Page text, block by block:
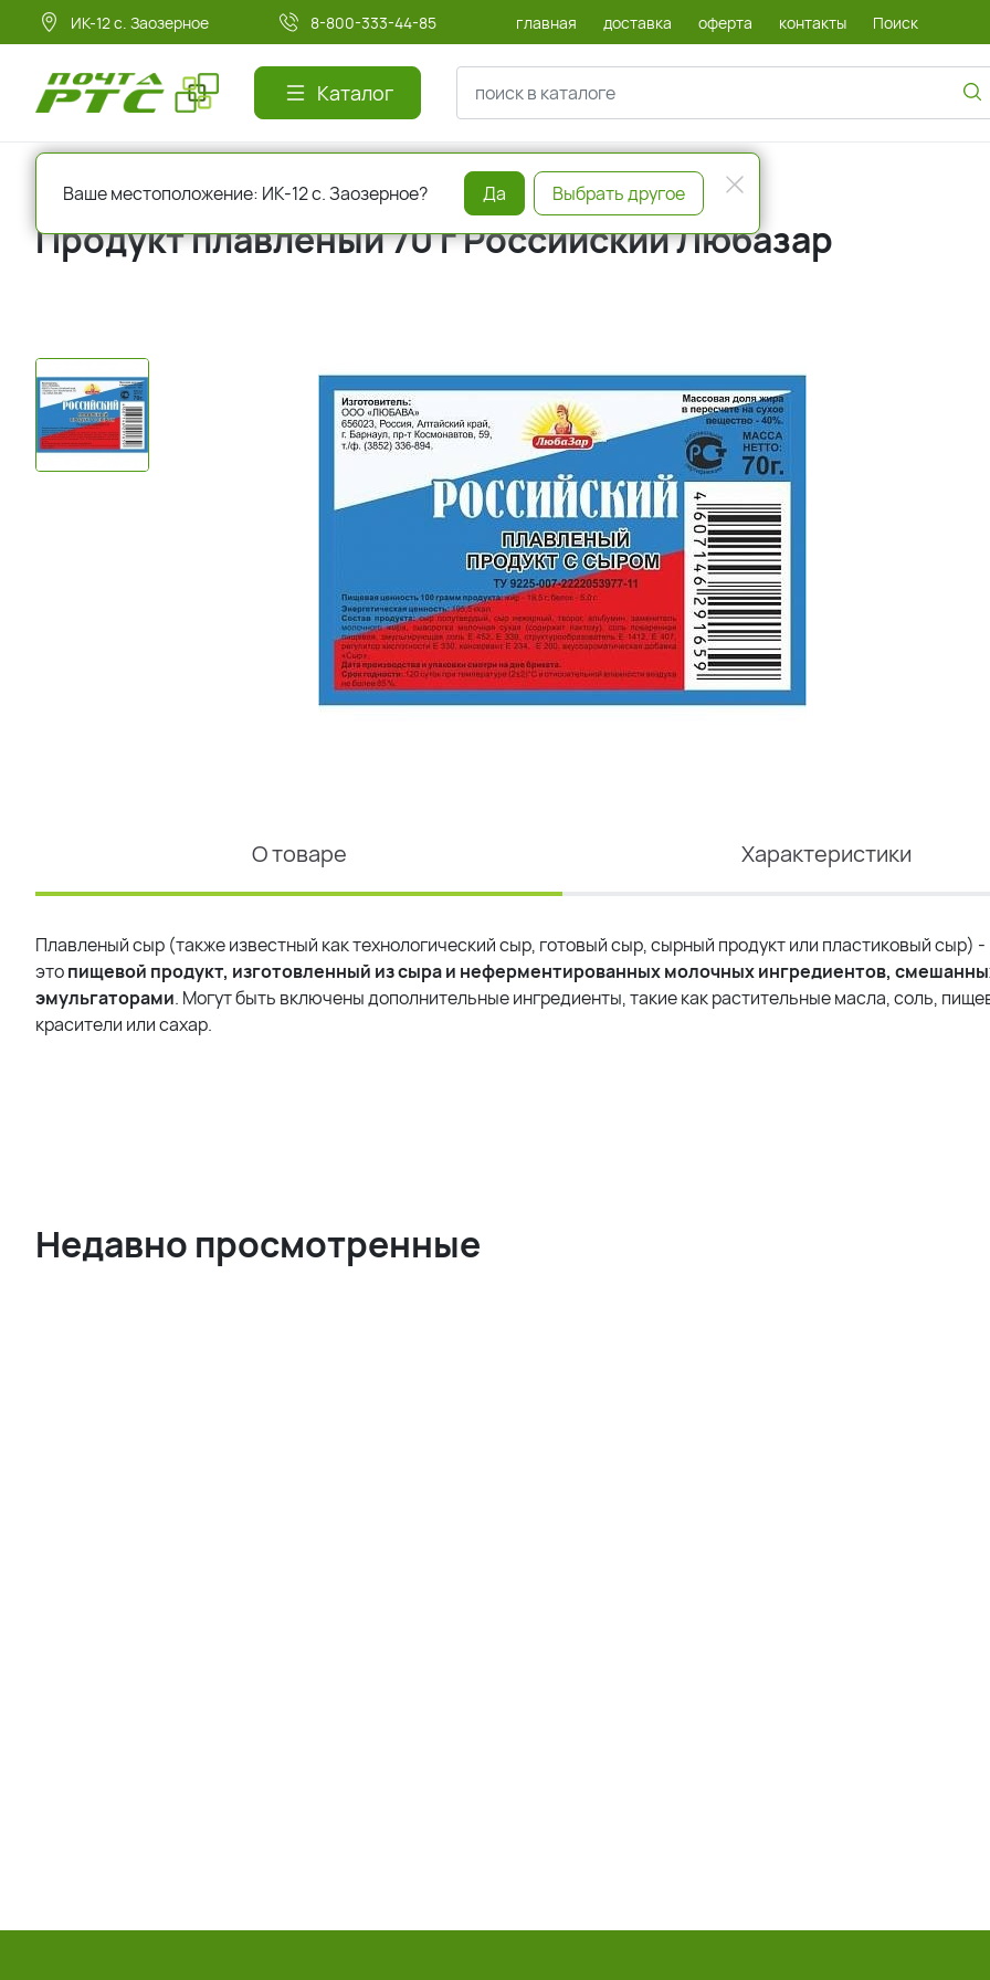
ИК-12 с. Заозерное 8-800-333-44-85 главная доставка оферта контакты Поиск
Каталог
Сыр, сырные продукты
Продукт плавленый 70 г Российский Любазар
О товаре Характеристики
Плавленый сыр (также известный как технологический сыр, готовый сыр, сырный продукт или пластиковый сыр) -
этопищевой продукт, изготовленный из сыра и неферментированных молочных ингредиентов,
эмульгаторами. Могут быть включены дополнительные ингредиенты, такие как растительные масла, соль,
красители или сахар.
Недавно просмотренные
Ваше местоположение: ИК-12 с. Заозерное? Да Выбрать другое